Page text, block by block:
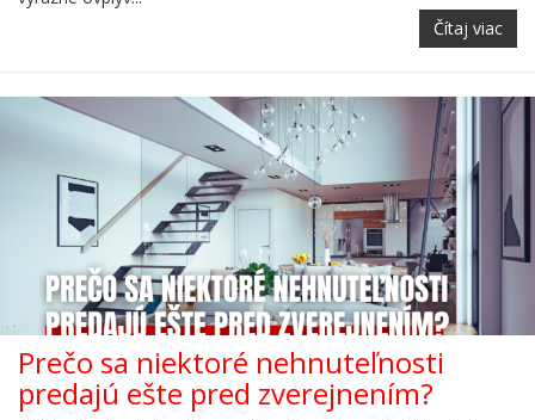
Čítaj viac
Prečo sa niektoré nehnuteľnosti
predajú ešte pred zverejnením?